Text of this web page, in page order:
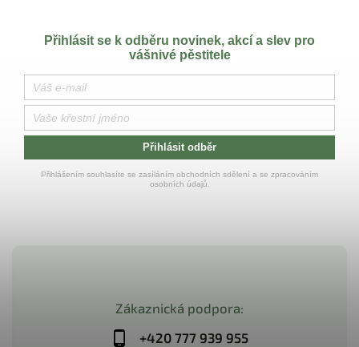
Zákaznická podpora:
+420 777 939 955
Přihlásit se k odběru novinek, akcí a slev pro
vášnivé pěstitele
Přihlásit odběr
Přihlášením souhlasíte se zasíláním obchodních sdělení a se zpracováním
osobních údajů.